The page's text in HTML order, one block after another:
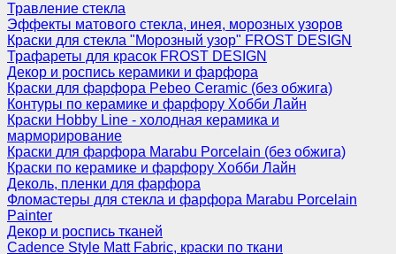
Травление стекла
Эффекты матового стекла, инея, морозных узоров
Краски для стекла "Морозный узор" FROST DESIGN
Трафареты для красок FROST DESIGN
Декор и роспись керамики и фарфора
Краски для фарфора Pebeo Ceramic (без обжига)
Контуры по керамике и фарфору Хобби Лайн
Краски Hobby Line - холодная керамика и
марморирование
Краски для фарфора Marabu Porcelain (без обжига)
Краски по керамике и фарфору Хобби Лайн
Деколь, пленки для фарфора
Фломастеры для стекла и фарфора Marabu Porcelain
Painter
Декор и роспись тканей
Cadence Style Matt Fabric, краски по ткани